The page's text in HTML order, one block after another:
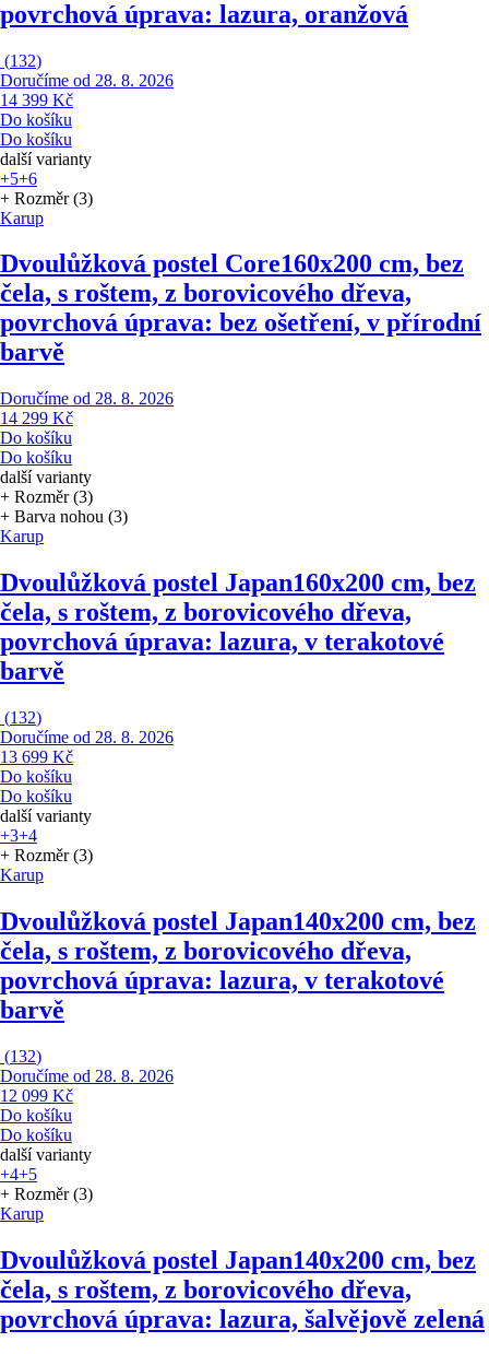
povrchová úprava: lazura, oranžová
(132)
Doručíme od 28. 8. 2026
14 399 Kč
Do košíku
Do košíku
další varianty
+5+6
+ Rozměr (3)
Karup
Dvoulůžková postel Core160x200 cm, bez
čela, s roštem, z borovicového dřeva,
povrchová úprava: bez ošetření, v přírodní
barvě
Doručíme od 28. 8. 2026
14 299 Kč
Do košíku
Do košíku
další varianty
+ Rozměr (3)
+ Barva nohou (3)
Karup
Dvoulůžková postel Japan160x200 cm, bez
čela, s roštem, z borovicového dřeva,
povrchová úprava: lazura, v terakotové
barvě
(132)
Doručíme od 28. 8. 2026
13 699 Kč
Do košíku
Do košíku
další varianty
+3+4
+ Rozměr (3)
Karup
Dvoulůžková postel Japan140x200 cm, bez
čela, s roštem, z borovicového dřeva,
povrchová úprava: lazura, v terakotové
barvě
(132)
Doručíme od 28. 8. 2026
12 099 Kč
Do košíku
Do košíku
další varianty
+4+5
+ Rozměr (3)
Karup
Dvoulůžková postel Japan140x200 cm, bez
čela, s roštem, z borovicového dřeva,
povrchová úprava: lazura, šalvějově zelená